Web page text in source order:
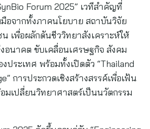
Forum 2025” เวทีสำคัญที่
อจากทั้งภาคนโยบาย สถาบันวิจัย
น เพื่อผลักดันชีววิทยาสังเคราะห์ให้
อนาคต ขับเคลื่อนเศรษฐกิจ สังคม
ประเทศ พร้อมทั้งเปิดตัว “Thailand
การประกวดเชิงสร้างสรรค์เพื่อเฟ้น
มเปลี่ยนวิทยาศาสตร์เป็นนวัตกรรม